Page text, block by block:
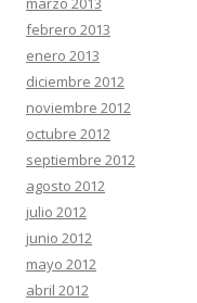
febrero 2013
enero 2013
diciembre 2012
noviembre 2012
octubre 2012
septiembre 2012
agosto 2012
julio 2012
junio 2012
mayo 2012
abril 2012